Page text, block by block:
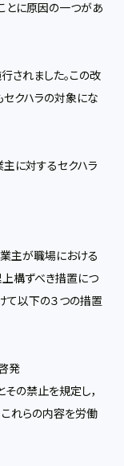
とに原因の一つがあ
されました。この改
セクハラの対象にな
主に対するセクハラ
主が職場における
構ずべき措置につ
て以下の３つの措置
発
の禁止を規定し，
れらの内容を労働